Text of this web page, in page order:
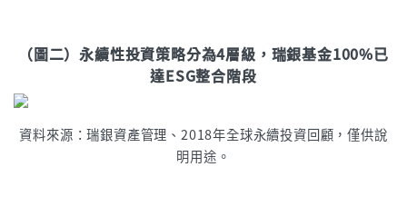
（圖二）永續性投資策略分為4層級，瑞銀基金100%已
達ESG整合階段
資料來源：瑞銀資產管理、2018年全球永續投資回顧，僅供說
明用途。